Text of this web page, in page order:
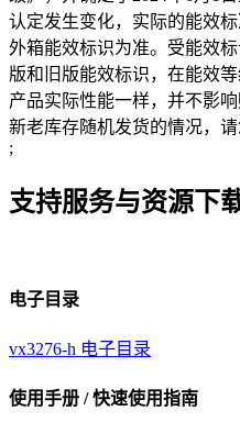
认定发生变化，实际的能效
外箱能效标识为准。受能效
版和旧版能效标识，在能效
产品实际性能一样，并不影
新老库存随机发货的情况，请
;
支持服务与资源下
电子目录
vx3276-h 电子目录
使用手册 / 快速使用指南